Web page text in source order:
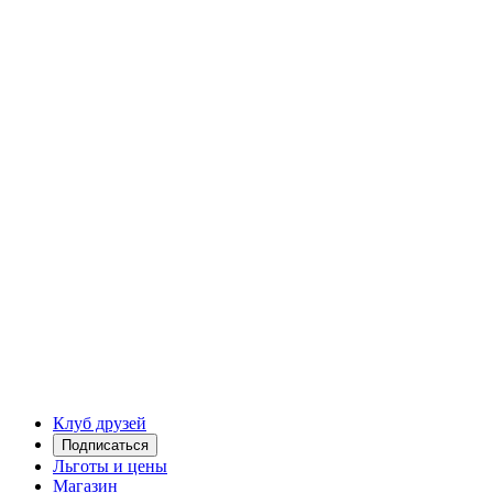
Клуб друзей
Подписаться
Льготы и цены
Магазин